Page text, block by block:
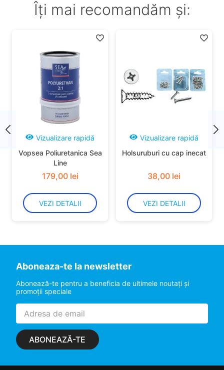
Îți mai recomandăm și:
Vizualizare rapidă
Vopsea Poliuretanica Sea
Line
179,00 lei
VEZI DETALII
Vizualizare rapidă
Holsuruburi cu cap inecat
38,00 lei
VEZI DETALII
Aboneaza-te la newsletter
Abonează-te pentru a beneficia de ultimele noutaţi şi
promoţii speciale
ABONEAZĂ-TE